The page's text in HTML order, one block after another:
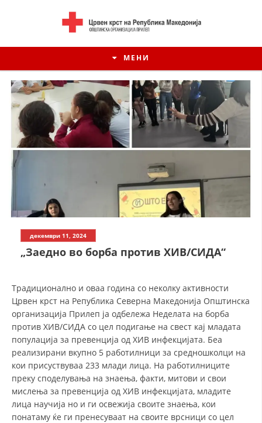
МЕНИ
ИСТОРИЈАТ НА ЦКРСМ
ИСТОРИЈАТ НА ДВИЖЕЊЕТО
КОНТАКТ ИНФОРМАЦИИ
ЧЛЕНСТВО ВО ПРОФЕСИОНАЛНИ ТЕЛА
ЗАКОН ЗА ЦКРМ
СТАТУТ НА ЦКРМ
декември 11, 2024
„Заедно во борба против ХИВ/СИДА“
Традиционално и оваа година со неколку активности
Црвен крст на Република Северна Македонија Општинска
организација Прилеп ја одбележа Неделата на борба
против ХИВ/СИДА со цел подигање на свест кај младата
популација за превенција од ХИВ инфекцијата. Беа
реализирани вкупно 5 работилници за средношколци на
кои присуствуваа 233 млади лица. На работилниците
преку споделувања на знаења, факти, митови и свои
мислења за превенција од ХИВ инфекцијата, младите
лица научија но и ги освежија своите знаења, кои
понатаму ќе ги пренесуваат на своите врсници со цел